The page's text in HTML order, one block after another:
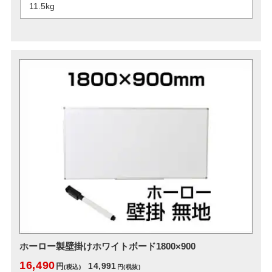
11.5kg
ホーロー製壁掛けホワイトボード1800×900
16,490 円(税込) 14,991 円(税抜)